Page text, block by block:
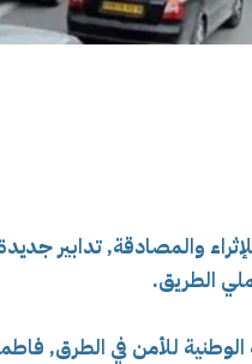
والمصادقة, تدابير
الطريق.
للأمن في الطرق,